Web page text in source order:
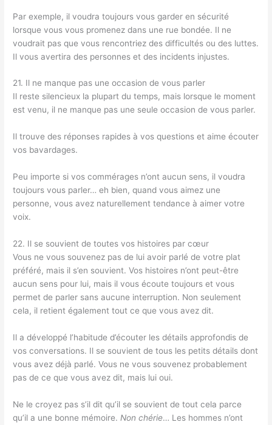
Par exemple, il voudra toujours vous garder en sécurité
lorsque vous vous promenez dans une rue bondée. Il ne
voudrait pas que vous rencontriez des difficultés ou des luttes.
Il vous avertira des personnes et des incidents injustes.
21. Il ne manque pas une occasion de vous parler
Il reste silencieux la plupart du temps, mais lorsque le moment
est venu, il ne manque pas une seule occasion de vous parler.
Il trouve des réponses rapides à vos questions et aime écouter
vos bavardages.
Peu importe si vos commérages n’ont aucun sens, il voudra
toujours vous parler… eh bien, quand vous aimez une
personne, vous avez naturellement tendance à aimer votre
voix.
22. Il se souvient de toutes vos histoires par cœur
Vous ne vous souvenez pas de lui avoir parlé de votre plat
préféré, mais il s’en souvient. Vos histoires n’ont peut-être
aucun sens pour lui, mais il vous écoute toujours et vous
permet de parler sans aucune interruption. Non seulement
cela, il retient également tout ce que vous avez dit.
Il a développé l’habitude d’écouter les détails approfondis de
vos conversations. Il se souvient de tous les petits détails dont
vous avez déjà parlé. Vous ne vous souvenez probablement
pas de ce que vous avez dit, mais lui oui.
Ne le croyez pas s’il dit qu’il se souvient de tout cela parce
qu’il a une bonne mémoire. Non chérie… Les hommes n’ont